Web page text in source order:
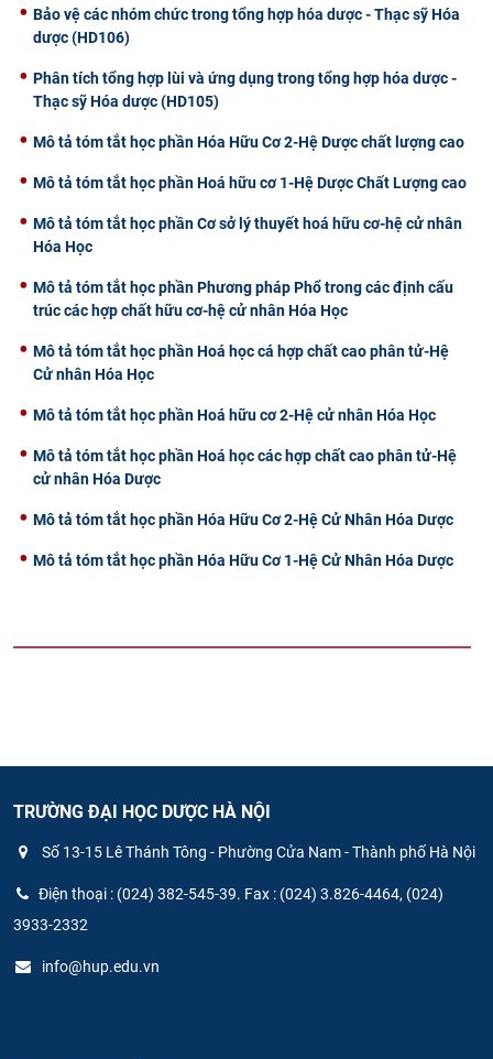
Bảo vệ các nhóm chức trong tổng hợp hóa dược - Thạc sỹ Hóa
dược (HD106)
Phân tích tổng hợp lùi và ứng dụng trong tổng hợp hóa dược -
Thạc sỹ Hóa dược (HD105)
Mô tả tóm tắt học phần Hóa Hữu Cơ 2-Hệ Dược chất lượng cao
Mô tả tóm tắt học phần Hoá hữu cơ 1-Hệ Dược Chất Lượng cao
Mô tả tóm tắt học phần Cơ sở lý thuyết hoá hữu cơ-hệ cử nhân
Hóa Học
Mô tả tóm tắt học phần Phương pháp Phổ trong các định cấu
trúc các hợp chất hữu cơ-hệ cử nhân Hóa Học
Mô tả tóm tắt học phần Hoá học cá hợp chất cao phân tử-Hệ
Cử nhân Hóa Học
Mô tả tóm tắt học phần Hoá hữu cơ 2-Hệ cử nhân Hóa Học
Mô tả tóm tắt học phần Hoá học các hợp chất cao phân tử-Hệ
cử nhân Hóa Dược
Mô tả tóm tắt học phần Hóa Hữu Cơ 2-Hệ Cử Nhân Hóa Dược
Mô tả tóm tắt học phần Hóa Hữu Cơ 1-Hệ Cử Nhân Hóa Dược
TRƯỜNG ĐẠI HỌC DƯỢC HÀ NỘI
Số 13-15 Lê Thánh Tông - Phường Cửa Nam - Thành phố Hà Nội
Điện thoại : (024) 382-545-39. Fax : (024) 3.826-4464, (024)
3933-2332
info@hup.edu.vn